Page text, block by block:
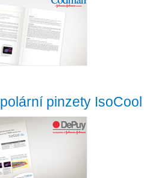
pinzety IsoCool